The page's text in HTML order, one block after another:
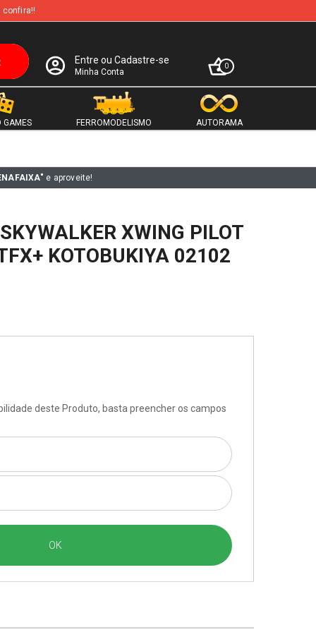
confira!!
Entre ou Cadastre-se
Minha Conta
0
GAMES FERROMODELISMO AUTORAMA
e aproveite!
XWING PILOT
KOTOBUKIYA 02102
deste Produto, basta preencher os campos